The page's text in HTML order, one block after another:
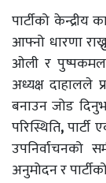
पार्टीको
आफ्नो धारणा
ओली र पुष्पकमल
अध्यक्ष दाहालले
बनाउन जोड
परिस्थिति,
उपनिर्वाचनको
अनुमोदन र